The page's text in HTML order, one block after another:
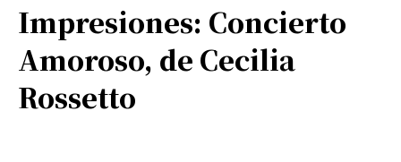
Impresiones: Concierto
Amoroso, de Cecilia
Rossetto